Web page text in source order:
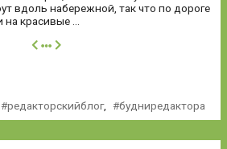
вдоль набережной, так что по дороге
красивые ...
далее
, будниредактора